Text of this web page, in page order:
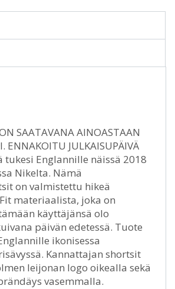
SAATAVANA AINOASTAAN
ENNAKOITU JULKAISUPÄIVÄ
tukesi Englannille näissä 2018
Nikelta. Nämä
on valmistettu hikeä
materiaalista, joka on
käyttäjänsä olo
päivän edetessä. Tuote
ikonisessa
Kannattajan shortsit
leijonan logo oikealla sekä
vasemmalla.